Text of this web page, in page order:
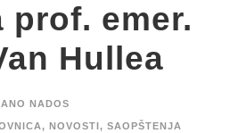
prof. emer.
Hullea
ANO NADOS
, NOVOSTI, SAOPŠTENJA